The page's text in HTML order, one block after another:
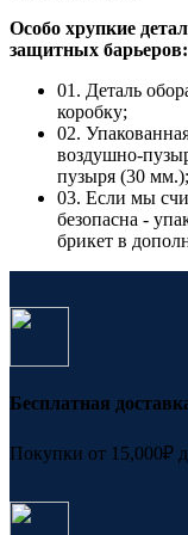
Особо хрупкие
защитных барьеров:
01. Деталь
коробку;
02.
воздушно-
пузыря (30 мм.);
03. Если мы
безопасна -
брикет в
Бесплатная
Покупки от 15,000₽